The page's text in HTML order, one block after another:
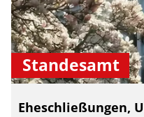
Standesamt
Eheschließungen,